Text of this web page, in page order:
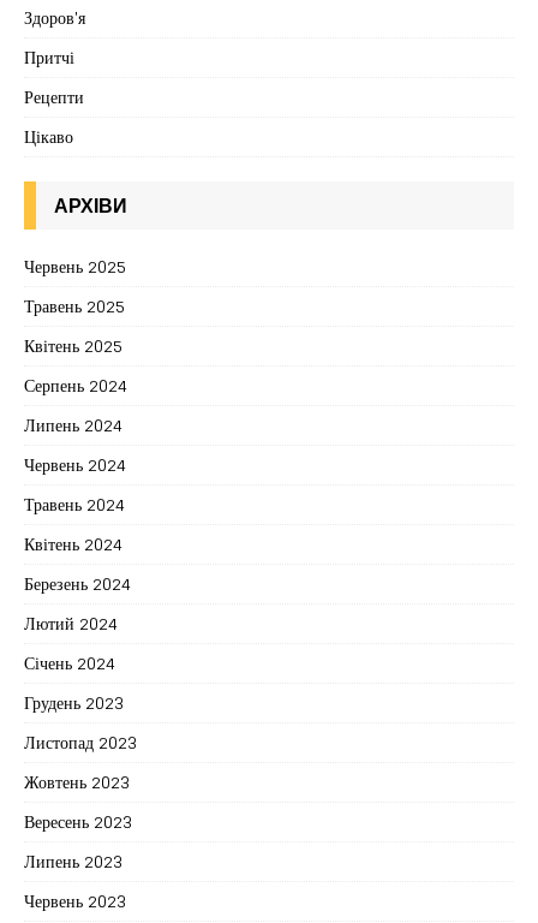
Здоров'я
Притчі
Рецепти
Цікаво
АРХІВИ
Червень 2025
Травень 2025
Квітень 2025
Серпень 2024
Липень 2024
Червень 2024
Травень 2024
Квітень 2024
Березень 2024
Лютий 2024
Січень 2024
Грудень 2023
Листопад 2023
Жовтень 2023
Вересень 2023
Липень 2023
Червень 2023